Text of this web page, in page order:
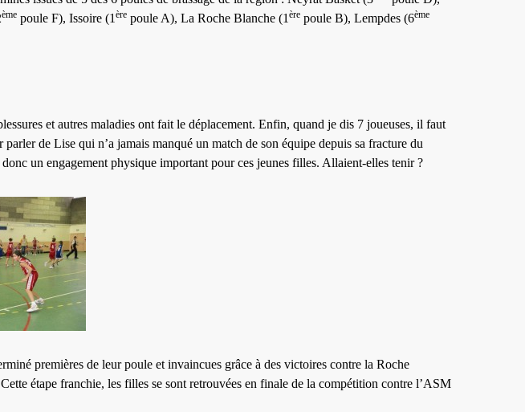
ème poule F), Issoire (1 ère poule A), La Roche Blanche (1 ère poule B), Lempdes (6ème
et autres maladies ont fait le déplacement. Enfin, quand je dis 7 joueuses, il faut
de Lise qui n’a jamais manqué un match de son équipe depuis sa fracture du
un engagement physique important pour ces jeunes filles. Allaient-elles tenir ?
premières de leur poule et invaincues grâce à des victoires contre la Roche
étape franchie, les filles se sont retrouvées en finale de la compétition contre l’ASM